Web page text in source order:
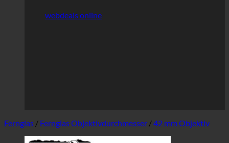
webdeals online
Fernglas / Fernglas Objektivdurchmesser /42 mm Objektiv